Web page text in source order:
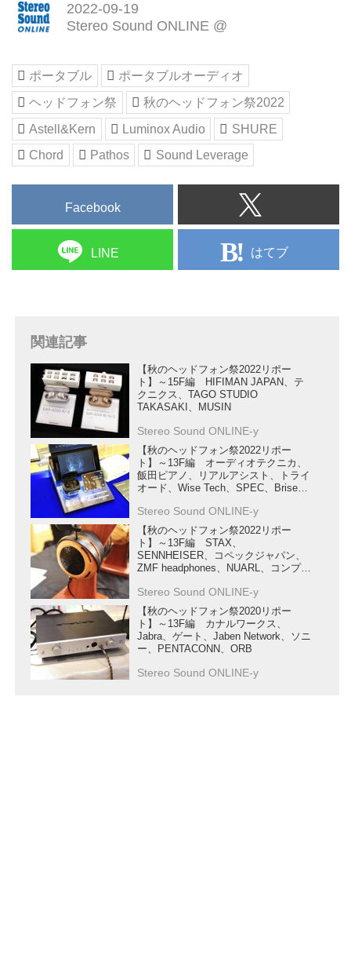
談、下取・買取についてなどお気
2022-09-19
Stereo Sound ONLINE @
ポータブル
ポータブルオーディオ
ヘッドフォン祭
秋のヘッドフォン祭2022
Astell&Kern
Luminox Audio
SHURE
Chord
Pathos Sound Leverage
Facebook
LINE はてブ
関連記事
【秋のヘッドフォン祭2022リポー
ト】～15F編 HIFIMAN JAPAN、テ
クニクス、TAGO STUDIO
TAKASAKI、MUSIN
Stereo Sound ONLINE-y
【秋のヘッドフォン祭2022リポー
ト】～13F編 オーディオテクニカ、
飯田ピアノ、リアルアシスト、トライ
オード、Wise Tech、SPEC、Brise
Stereo Sound ONLINE-y
【秋のヘッドフォン祭2022リポー
ト】～13F編 STAX、
SENNHEISER、コペックジャパン、
ZMF headphones、NUARL、コンプラ
Stereo Sound ONLINE-y
【秋のヘッドフォン祭2020リポー
ト】～13F編 カナルワークス、
Jabra、ゲート、Jaben Network、ソニ
ー、PENTACONN、ORB
Stereo Sound ONLINE-y